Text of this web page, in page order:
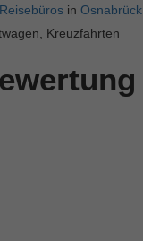
Reisebüros in Osnabrück
Kreuzfahrten